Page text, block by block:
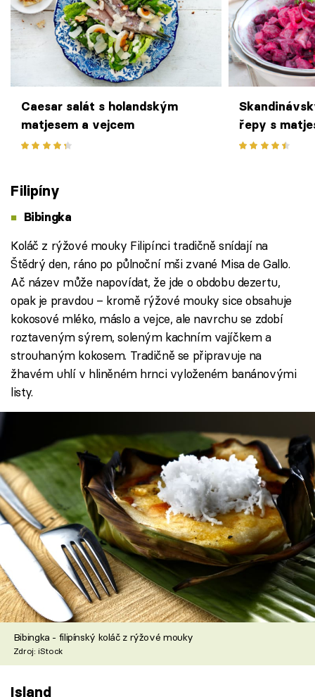
Caesar salát s holandským
matjesem a vejcem
řepy s
a koprem
Filipíny
Bibingka
Koláč z rýžové mouky Filipínci tradičně snídají na
Štědrý den, ráno po půlnoční mši zvané Misa de Gallo.
Ač název může napovídat, že jde o obdobu dezertu,
opak je pravdou – kromě rýžové mouky sice obsahuje
kokosové mléko, máslo a vejce, ale navrchu se zdobí
roztaveným sýrem, soleným kachním vajíčkem a
strouhaným kokosem. Tradičně se připravuje na
žhavém uhlí v hliněném hrnci vyloženém banánovými
listy.
Bibingka - filipínský koláč z rýžové mouky
Zdroj: iStock
Island